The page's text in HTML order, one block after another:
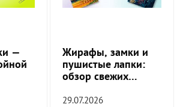
—
Жирафы, замки и
пушистые лапки:
обзор свежих
29.07.2026